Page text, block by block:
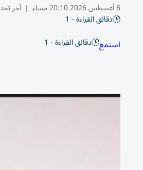
6 أغسطس 2026 20:10 مساء | آخر
دقائق القراءة - 1
استمع دقائق القراءة - 1